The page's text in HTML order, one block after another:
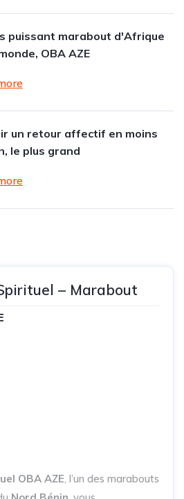
puissant marabout d'Afrique
OBA AZE
un retour affectif en moins
le plus grand
– Marabout
OBA AZE, l’un des marabouts